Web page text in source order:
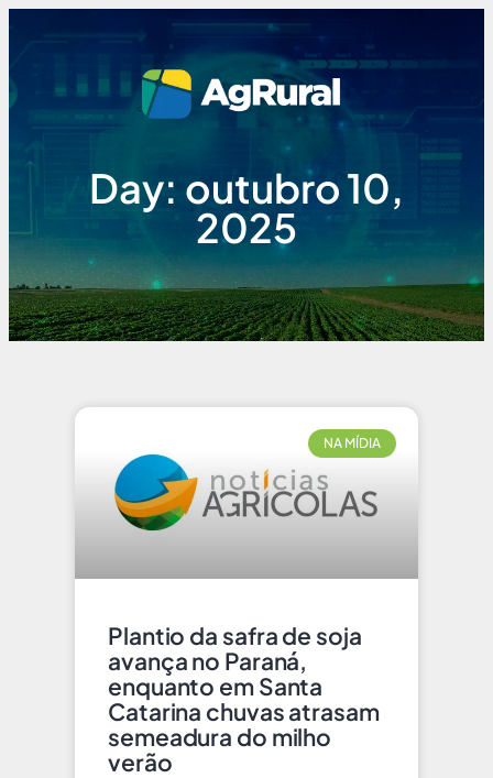
Day: outubro 10,
2025
NA MÍDIA
Plantio da safra de soja
avança no Paraná,
enquanto em Santa
Catarina chuvas atrasam
semeadura do milho
verão